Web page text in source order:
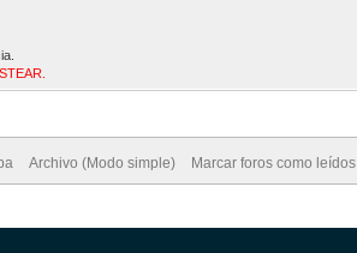
Archivo (Modo simple) Marcar foros como leídos